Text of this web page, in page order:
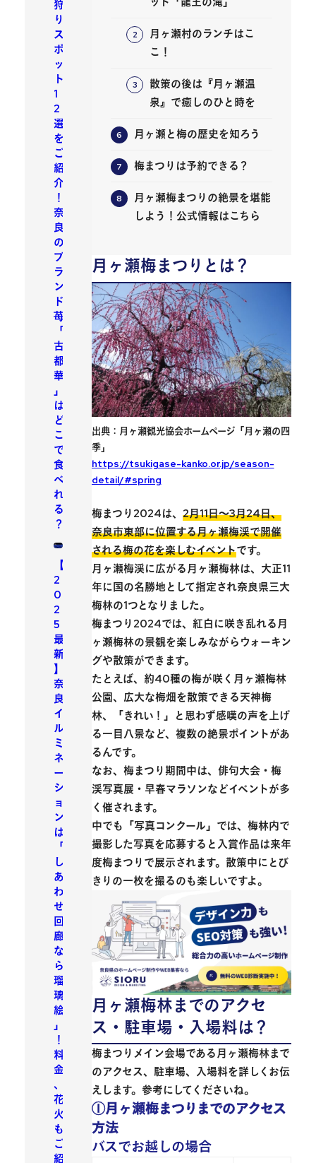
月ヶ瀬村のランチはこ
こ！
散策の後は『月ヶ瀬温
泉』で癒しのひと時を
月ヶ瀬と梅の歴史を知ろう
梅まつりは予約できる？
月ヶ瀬梅まつりの絶景を堪能
しよう！公式情報はこちら
月ヶ瀬梅まつりとは？
出典：月ヶ瀬観光協会ホームページ「月ヶ瀬の四
季」
https://tsukigase-kanko.or.jp/season-
detail/#spring
梅まつり2024は、 2月11日〜3月24日、
奈良市東部に位置する月ヶ瀬梅渓で開催
される梅の花を楽しむイベントです。
月ヶ瀬梅渓に広がる月ヶ瀬梅林は、大正11
年に国の名勝地として指定され奈良県三大
梅林の1つとなりました。
梅まつり2024では、紅白に咲き乱れる月
ヶ瀬梅林の景観を楽しみながらウォーキン
グや散策ができます。
たとえば、約40種の梅が咲く 月ヶ瀬梅林
公園、広大な梅畑を散策できる天神梅
林、「きれい！」と思わず感嘆の声を上げ
る一目八景など、複数の絶景ポイントがあ
るんです。
なお、梅まつり期間中は、俳句大会・梅
渓写真展・早春マラソンなどイベントが多
く催されます。
中でも「写真コンクール」では、梅林内で
撮影した写真を応募すると入賞作品は来年
度梅まつりで展示されます。散策中にとび
きりの一枚を撮るのも楽しいですよ。
月ヶ瀬梅林までのアクセ
ス・駐車場・入場料は？
梅まつりメイン会場である月ヶ瀬梅林まで
のアクセス、駐車場、入場料を詳しくお伝
えします。参考にしてくださいね。
①月ヶ瀬梅まつりまでのアクセス
方法
バスでお越しの場合
狩
り
ス
ポ
ッ
ト
1
2
選
を
ご
紹
介
！
奈
良
の
ブ
ラ
ン
ド
苺
「
古
都
華
」
は
ど
こ
で
食
べ
れ
る
？
【
2
0
2
5
最
新
】
奈
良
イ
ル
ミ
ネ
ー
シ
ョ
ン
は
「
し
あ
わ
せ
回
廊
な
ら
瑠
璃
絵
」
！
料
金
、
花
火
も
ご
紹